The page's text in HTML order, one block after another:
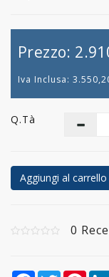
Prezzo:
Iva Inclusa:
Q.tà
Aggiungi al carrello
0